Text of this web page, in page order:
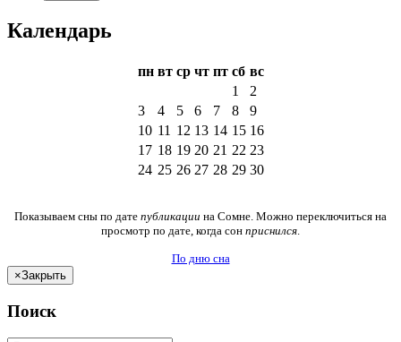
Календарь
пн вт ср чт пт сб вс
1
2
3
4 5 6 7 8
9
10 11 12 13 14 15 16
17 18 19 20 21 22 23
24 25 26 27 28 29 30
Показываем сны по дате публикации на Сомне. Можно переключиться на
просмотр по дате, когда сон приснился
По дню сна
×Закрыть
Поиск